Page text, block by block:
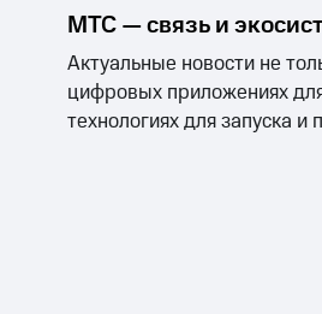
МТС — связь и
Актуальные новости не
цифровых приложениях
технологиях для запуска